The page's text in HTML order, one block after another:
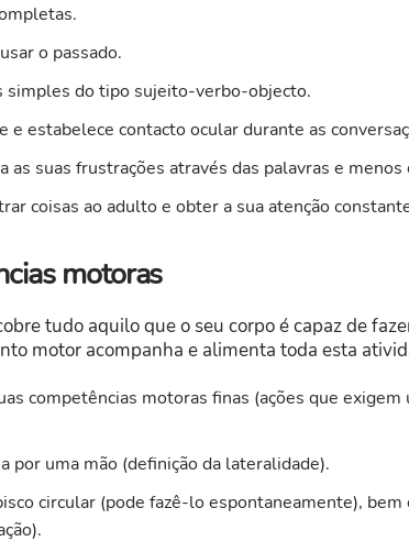
o passado.
simples do tipo sujeito-verbo-objecto.
e estabelece contacto ocular durante as
as suas frustrações através das palavras e menos
coisas ao adulto e obter a sua atenção
motoras
tudo aquilo que o seu corpo é capaz de
motor acompanha e alimenta toda esta
competências motoras finas (ações que
por uma mão (definição da lateralidade).
circular (pode fazê-lo espontaneamente),